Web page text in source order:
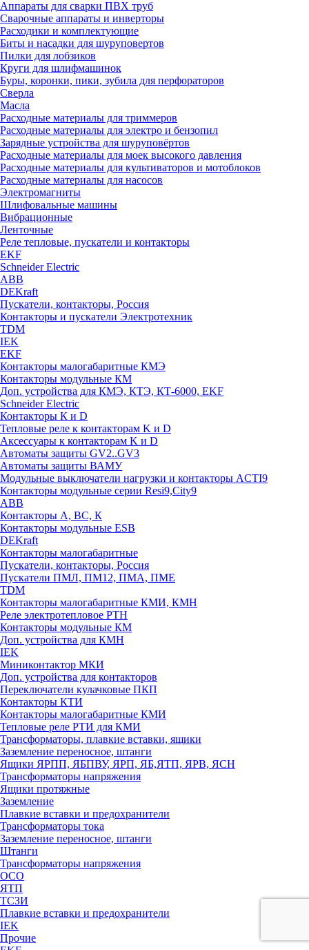
Аппараты для сварки ПВХ труб
Сварочные аппараты и инверторы
Расходики и комплектующие
Биты и насадки для шуруповертов
Пилки для лобзиков
Круги для шлифмашинок
Буры, коронки, пики, зубила для перфораторов
Сверла
Масла
Расходные материалы для триммеров
Расходные материалы для электро и бензопил
Зарядные устройства для шуруповёртов
Расходные материалы для моек высокого давления
Расходные материалы для культиваторов и мотоблоков
Расходные материалы для насосов
Электромагниты
Шлифовальные машины
Вибрационные
Ленточные
Реле тепловые, пускатели и контакторы
EKF
Schneider Electric
ABB
DEKraft
Пускатели, контакторы, Россия
Контакторы и пускатели Электротехник
TDM
IEK
EKF
Контакторы малогабаритные КМЭ
Контакторы модульные КМ
Доп. устройства для КМЭ, КТЭ, КТ-6000, EKF
Schneider Electric
Контакторы К и D
Тепловые реле к контакторам K и D
Аксессуары к контакторам K и D
Автоматы защиты GV2..GV3
Автоматы защиты ВАМУ
Модульные выключатели нагрузки и контакторы ACTI9
Контакторы модульные серии Resi9,City9
ABB
Контакторы А, ВС, К
Контакторы модульные ESB
DEKraft
Контакторы малогабаритные
Пускатели, контакторы, Россия
Пускатели ПМЛ, ПМ12, ПМА, ПМЕ
TDM
Контакторы малогабаритные КМИ, КМН
Реле электротепловое РТН
Контакторы модульные КМ
Доп. устройства для КМН
IEK
Миниконтактор МКИ
Доп. устройства для контакторов
Переключатели кулачковые ПКП
Контакторы КТИ
Контакторы малогабаритные КМИ
Тепловые реле РTИ для КМИ
Трансформаторы, плавкие вставки, ящики
Заземление переносное, штанги
Ящики ЯРПП, ЯБПВУ, ЯРП, ЯБ,ЯТП, ЯРВ, ЯСН
Трансформаторы напряжения
Ящики протяжные
Заземление
Плавкие вставки и предохранители
Трансформаторы тока
Заземление переносное, штанги
Штанги
Трансформаторы напряжения
ОСО
ЯТП
ТСЗИ
Плавкие вставки и предохранители
IEK
Прочие